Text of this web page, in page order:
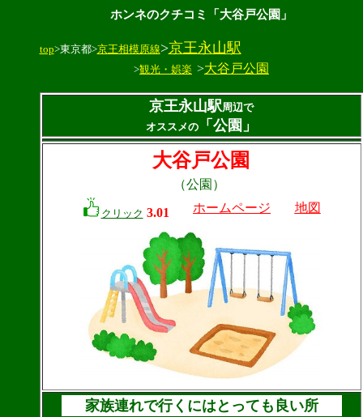
ホンネのクチコミ「大谷戸公園」
top>東京都>京王相模原線>京王永山駅
>観光・娯楽 >大谷戸公園
京王永山駅周辺で
オススメの
「公園」
大谷戸公園
（公園）
クリック 3.01 ホームページ 地図
家族連れで行くにはとっても良い所